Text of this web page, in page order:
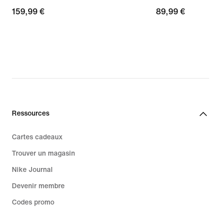
159,99 €
159,99 €
89,99 €
89,99 €
Ressources
Cartes cadeaux
Trouver un magasin
Nike Journal
Devenir membre
Codes promo